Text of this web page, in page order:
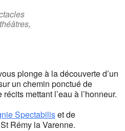
plonge à la découverte d’un
un chemin ponctué de
mettant l’eau à l’honneur.
Spectabiliset de
Rémy la Varenne.